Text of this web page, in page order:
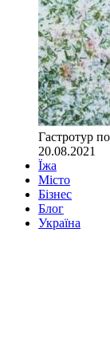
Гастротур
20.08.2021
Їжа
Місто
Бізнес
Блог
Україна